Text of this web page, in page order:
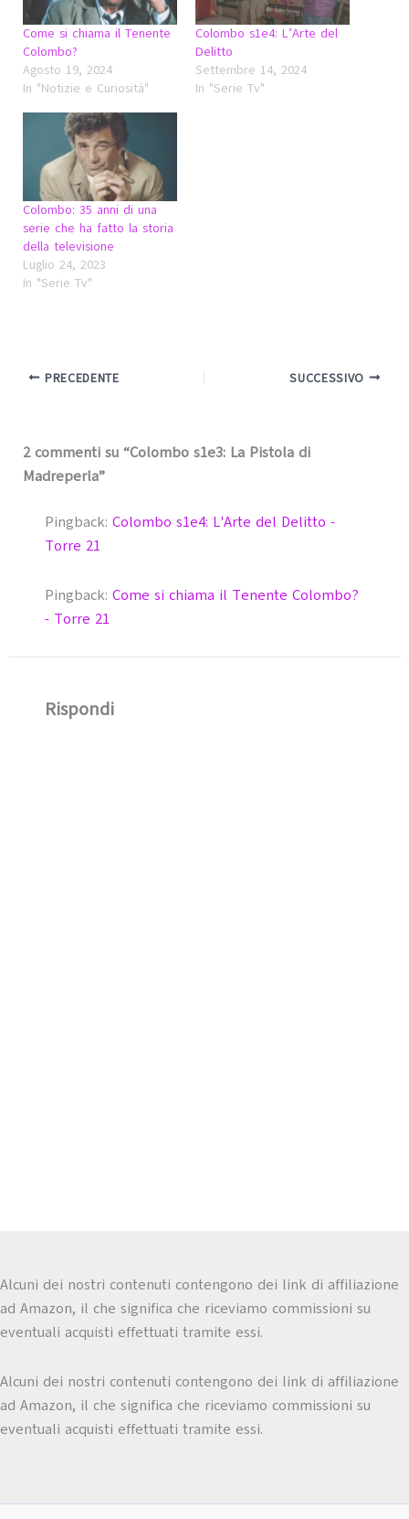
Come si chiama il Tenente
Colombo?
Agosto 19, 2024
In "Notizie e Curiosità"
Colombo s1e4: L’Arte del
Delitto
Settembre 14, 2024
In "Serie Tv"
Colombo: 35 anni di una
serie che ha fatto la storia
della televisione
Luglio 24, 2023
In "Serie Tv"
PRECEDENTE SUCCESSIVO
2 commenti su “Colombo s1e3: La Pistola di
Madreperla”
Pingback: Colombo s1e4: L'Arte del Delitto -
Torre 21
Pingback: Come si chiama il Tenente Colombo?
- Torre 21
Rispondi
Alcuni dei nostri contenuti contengono dei link di affiliazione
ad Amazon, il che significa che riceviamo commissioni su
eventuali acquisti effettuati tramite essi.
Alcuni dei nostri contenuti contengono dei link di affiliazione
ad Amazon, il che significa che riceviamo commissioni su
eventuali acquisti effettuati tramite essi.